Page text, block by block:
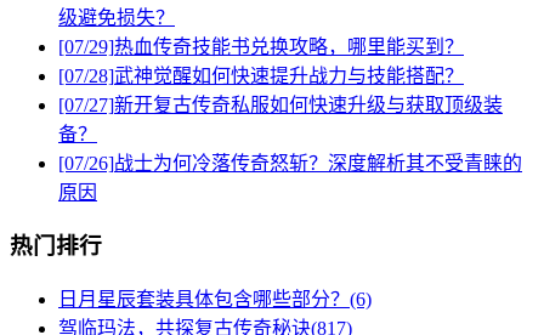
级避免损失？
[07/29]热血传奇技能书兑换攻略，哪里能买到？
[07/28]武神觉醒如何快速提升战力与技能搭配？
[07/27]新开复古传奇私服如何快速升级与获取顶级装
备？
[07/26]战士为何冷落传奇怒斩？深度解析其不受青睐的
原因
热门排行
日月星辰套装具体包含哪些部分？(6)
驾临玛法，共探复古传奇秘诀(817)